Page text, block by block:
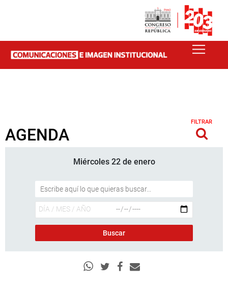
AGENDA
FILTRAR
Miércoles 22 de enero